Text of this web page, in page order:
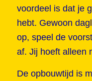
voordeel is dat je
hebt. Gewoon
op, speel de
af. Jij hoeft alleen
De opbouwtijd is